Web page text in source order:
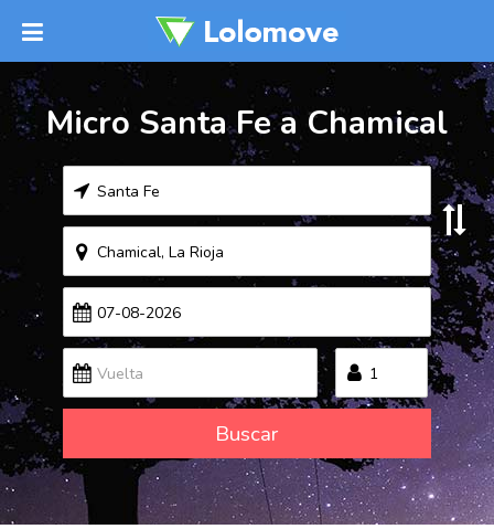
Micro Santa Fe a Chamical
Buscar